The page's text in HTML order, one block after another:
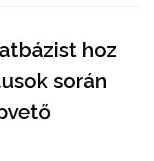
hoz
során